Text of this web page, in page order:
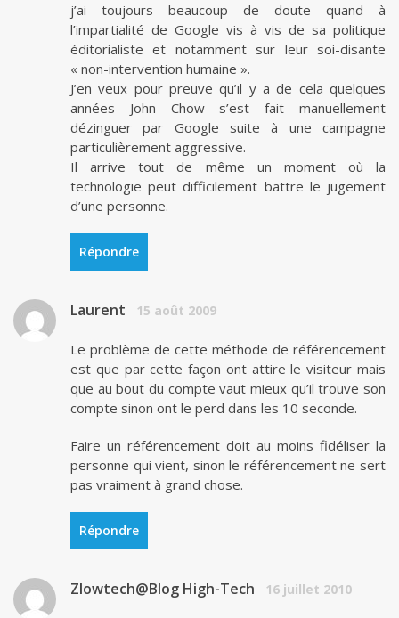
j’ai toujours beaucoup de doute quand à
l’impartialité de Google vis à vis de sa politique
éditorialiste et notamment sur leur soi-disante
« non-intervention humaine ».
J’en veux pour preuve qu’il y a de cela quelques
années John Chow s’est fait manuellement
dézinguer par Google suite à une campagne
particulièrement aggressive.
Il arrive tout de même un moment où la
technologie peut difficilement battre le jugement
d’une personne.
Répondre
Laurent 15 août 2009
Le problème de cette méthode de référencement
est que par cette façon ont attire le visiteur mais
que au bout du compte vaut mieux qu’il trouve son
compte sinon ont le perd dans les 10 seconde.
Faire un référencement doit au moins fidéliser la
personne qui vient, sinon le référencement ne sert
pas vraiment à grand chose.
Répondre
Zlowtech@Blog High-Tech 16 juillet 2010